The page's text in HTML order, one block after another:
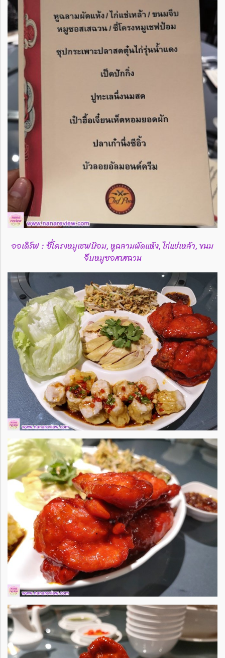
ออเดิร์ฟ : ซี่โครงหมูเชฟป้อม, หูฉลามผัดแห้ง, ไก่แช่เหล้า, ขนม
จีบหมูซอสเสฉวน